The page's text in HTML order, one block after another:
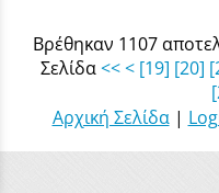
Βρέθηκαν 1107
Σελίδα<<< [19] [20]
Αρχική Σελίδα|